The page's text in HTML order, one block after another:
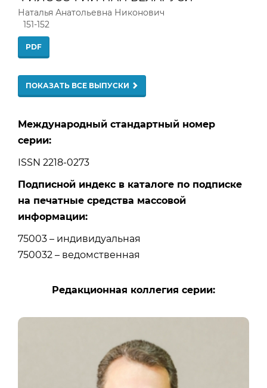
Наталья Анатольевна Никонович
151-152
PDF
ПОКАЗАТЬ ВСЕ ВЫПУСКИ
Международный стандартный номер
серии:
ISSN 2218-0273
Подписной индекс в каталоге по подписке
на печатные средства массовой
информации:
75003 – индивидуальная
750032 – ведомственная
Редакционная коллегия серии: